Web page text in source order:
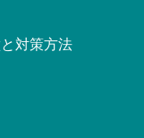
対策方法